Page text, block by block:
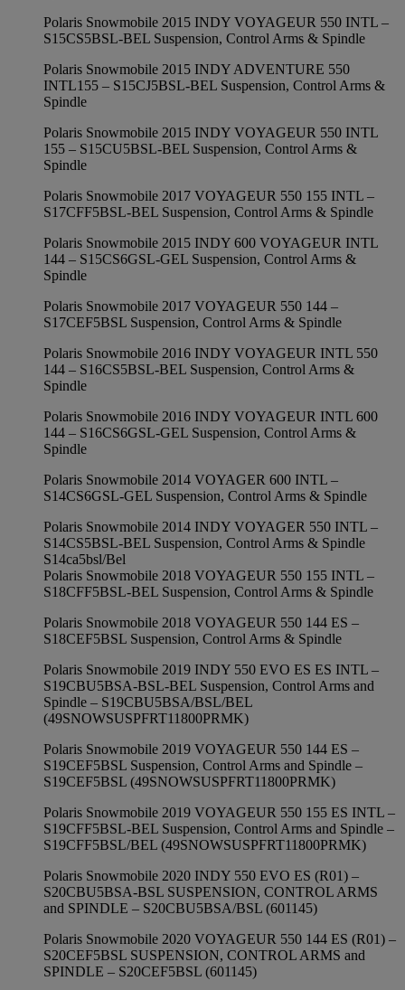
Polaris Snowmobile 2015 INDY VOYAGEUR 550 INTL –
S15CS5BSL-BEL Suspension, Control Arms & Spindle
Polaris Snowmobile 2015 INDY ADVENTURE 550
INTL155 – S15CJ5BSL-BEL Suspension, Control Arms &
Spindle
Polaris Snowmobile 2015 INDY VOYAGEUR 550 INTL
155 – S15CU5BSL-BEL Suspension, Control Arms &
Spindle
Polaris Snowmobile 2017 VOYAGEUR 550 155 INTL –
S17CFF5BSL-BEL Suspension, Control Arms & Spindle
Polaris Snowmobile 2015 INDY 600 VOYAGEUR INTL
144 – S15CS6GSL-GEL Suspension, Control Arms &
Spindle
Polaris Snowmobile 2017 VOYAGEUR 550 144 –
S17CEF5BSL Suspension, Control Arms & Spindle
Polaris Snowmobile 2016 INDY VOYAGEUR INTL 550
144 – S16CS5BSL-BEL Suspension, Control Arms &
Spindle
Polaris Snowmobile 2016 INDY VOYAGEUR INTL 600
144 – S16CS6GSL-GEL Suspension, Control Arms &
Spindle
Polaris Snowmobile 2014 VOYAGER 600 INTL –
S14CS6GSL-GEL Suspension, Control Arms & Spindle
Polaris Snowmobile 2014 INDY VOYAGER 550 INTL –
S14CS5BSL-BEL Suspension, Control Arms & Spindle
S14ca5bsl/Bel
Polaris Snowmobile 2018 VOYAGEUR 550 155 INTL –
S18CFF5BSL-BEL Suspension, Control Arms & Spindle
Polaris Snowmobile 2018 VOYAGEUR 550 144 ES –
S18CEF5BSL Suspension, Control Arms & Spindle
Polaris Snowmobile 2019 INDY 550 EVO ES ES INTL –
S19CBU5BSA-BSL-BEL Suspension, Control Arms and
Spindle – S19CBU5BSA/BSL/BEL
(49SNOWSUSPFRT11800PRMK)
Polaris Snowmobile 2019 VOYAGEUR 550 144 ES –
S19CEF5BSL Suspension, Control Arms and Spindle –
S19CEF5BSL (49SNOWSUSPFRT11800PRMK)
Polaris Snowmobile 2019 VOYAGEUR 550 155 ES INTL –
S19CFF5BSL-BEL Suspension, Control Arms and Spindle –
S19CFF5BSL/BEL (49SNOWSUSPFRT11800PRMK)
Polaris Snowmobile 2020 INDY 550 EVO ES (R01) –
S20CBU5BSA-BSL SUSPENSION, CONTROL ARMS
and SPINDLE – S20CBU5BSA/BSL (601145)
Polaris Snowmobile 2020 VOYAGEUR 550 144 ES (R01) –
S20CEF5BSL SUSPENSION, CONTROL ARMS and
SPINDLE – S20CEF5BSL (601145)